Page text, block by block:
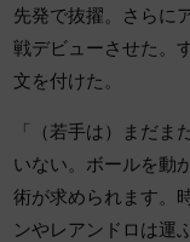
先発で抜擢。さらに
戦デビューさせた。
文を付けた。
「（若手は）まだ
いない。ボールを動
術が求められます。
ンやレアンドロは運